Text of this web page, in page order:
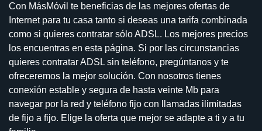
Con MásMóvil te beneficias de las mejores ofertas de
Internet para tu casa tanto si deseas una tarifa combinada
como si quieres contratar sólo ADSL. Los mejores precios
los encuentras en esta página. Si por las circunstancias
quieres contratar ADSL sin teléfono, pregúntanos y te
ofreceremos la mejor solución. Con nosotros tienes
conexión estable y segura de hasta veinte Mb para
navegar por la red y teléfono fijo con llamadas ilimitadas
de fijo a fijo. Elige la oferta que mejor se adapte a ti y a tu